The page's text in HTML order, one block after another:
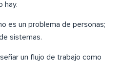
hay.
es un problema de personas;
sistemas.
un flujo de trabajo como